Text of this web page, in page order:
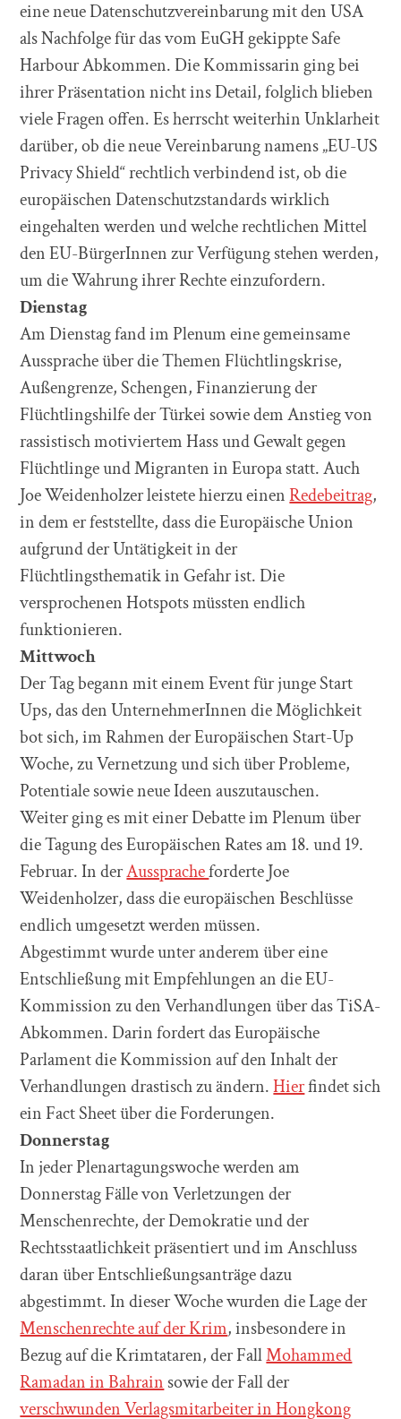
eine neue Datenschutzvereinbarung mit den USA
als Nachfolge für das vom EuGH gekippte Safe
Harbour Abkommen. Die Kommissarin ging bei
ihrer Präsentation nicht ins Detail, folglich blieben
viele Fragen offen. Es herrscht weiterhin Unklarheit
darüber, ob die neue Vereinbarung namens „EU-US
Privacy Shield“ rechtlich verbindend ist, ob die
europäischen Datenschutzstandards wirklich
eingehalten werden und welche rechtlichen Mittel
den EU-BürgerInnen zur Verfügung stehen werden,
um die Wahrung ihrer Rechte einzufordern.
Dienstag
Am Dienstag fand im Plenum eine gemeinsame
Aussprache über die Themen Flüchtlingskrise,
Außengrenze, Schengen, Finanzierung der
Flüchtlingshilfe der Türkei sowie dem Anstieg von
rassistisch motiviertem Hass und Gewalt gegen
Flüchtlinge und Migranten in Europa statt. Auch
Joe Weidenholzer leistete hierzu einenRedebeitrag,
in dem er feststellte, dass die Europäische Union
aufgrund der Untätigkeit in der
Flüchtlingsthematik in Gefahr ist. Die
versprochenen Hotspots müssten endlich
funktionieren.
Mittwoch
Der Tag begann mit einem Event für junge Start
Ups, das den UnternehmerInnen die Möglichkeit
bot sich, im Rahmen der Europäischen Start-Up
Woche, zu Vernetzung und sich über Probleme,
Potentiale sowie neue Ideen auszutauschen.
Weiter ging es mit einer Debatte im Plenum über
die Tagung des Europäischen Rates am 18. und 19.
Februar. In derAusspracheforderte Joe
Weidenholzer, dass die europäischen Beschlüsse
endlich umgesetzt werden müssen.
Abgestimmt wurde unter anderem über eine
Entschließung mit Empfehlungen an die EU-
Kommission zu den Verhandlungen über das TiSA-
Abkommen. Darin fordert das Europäische
Parlament die Kommission auf den Inhalt der
Verhandlungen drastisch zu ändern.Hierfindet sich
ein Fact Sheet über die Forderungen.
Donnerstag
In jeder Plenartagungswoche werden am
Donnerstag Fälle von Verletzungen der
Menschenrechte, der Demokratie und der
Rechtsstaatlichkeit präsentiert und im Anschluss
daran über Entschließungsanträge dazu
abgestimmt. In dieser Woche wurden die Lage der
Menschenrechte auf der Krim, insbesondere in
Bezug auf die Krimtataren, der FallMohammed
Ramadan in Bahrain sowie der Fall der
verschwunden Verlagsmitarbeiter in Hongkong